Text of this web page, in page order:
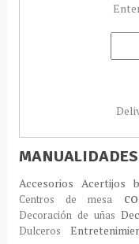
AccesoriosAcertijos
Centros de mesa
Decoración de uñas
Dulceros